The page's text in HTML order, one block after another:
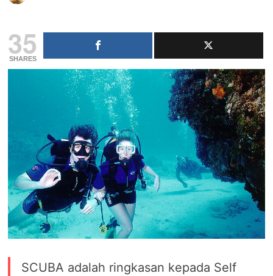
35
SHARES
SCUBA adalah ringkasan kepada Self